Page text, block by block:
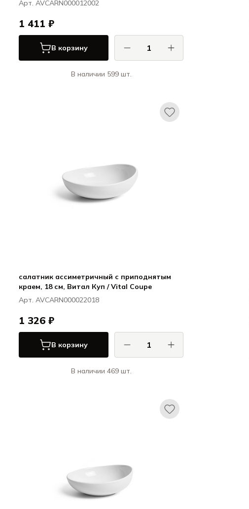
Арт. AVCARN000012002
1 411 ₽
В корзину
В наличии 599 шт.
салатник ассиметричный с приподнятым
краем, 18 см, Витал Куп / Vital Coupe
Арт. AVCARN000022018
1 326 ₽
В корзину
В наличии 469 шт.